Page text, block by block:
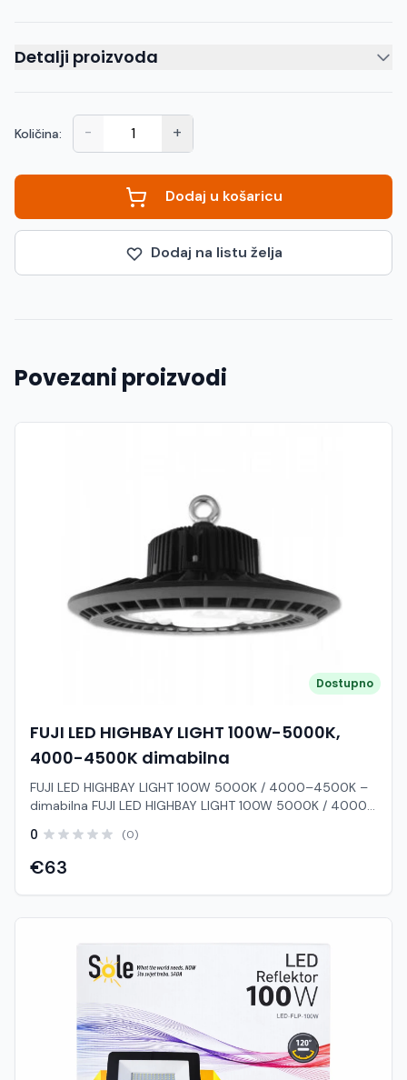
Detalji proizvoda
Količina: - +
Dodaj u košaricu
Dodaj na listu želja
Povezani proizvodi
Dostupno
FUJI LED HIGHBAY LIGHT 100W-5000K,
4000-4500K dimabilna
FUJI LED HIGHBAY LIGHT 100W 5000K / 4000–4500K –
dimabilna FUJI LED HIGHBAY LIGHT 100W 5000K / 4000–
svjetiljka namijenjena učinkovitom osvjetljavanju skladišta,
proizvodnih hala, logističkih centara, radionica, sportskih
objekata i drugih prostora s visokim stropovima.
Zahvaljujući naprednoj LED tehnologiji pruža snažno,
ravnomjerno osvjetljenje uz nisku potrošnju električne
hladno bijelo osvjetljenje koje poboljšava vidljivost i
koncentraciju u radnim prostorima, dok je izvedba
4000–4500 K idealna za korisnike koji preferiraju
neutralno bijelo svjetlo i ugodnije radno okruženje.
Svjetiljka je opremljena 0–10 V sustavom prigušivanja
(dimming) koji omogućuje jednostavno prilagođavanje
intenziteta osvjetljenja prema potrebama prostora. Time
0 (0)
€63